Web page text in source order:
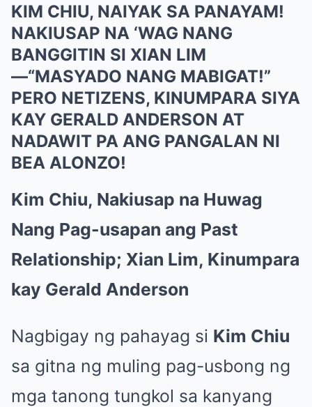
KIM CHIU, NAIYAK SA PANAYAM!
NAKIUSAP NA ‘WAG NANG
BANGGITIN SI XIAN LIM
—“MASYADO NANG MABIGAT!”
PERO NETIZENS, KINUMPARA SIYA
KAY GERALD ANDERSON AT
NADAWIT PA ANG PANGALAN NI
BEA ALONZO!
Kim Chiu, Nakiusap na Huwag
Nang Pag-usapan ang Past
Relationship; Xian Lim, Kinumpara
kay Gerald Anderson
Nagbigay ng pahayag si Kim Chiu
sa gitna ng muling pag-usbong ng
mga tanong tungkol sa kanyang